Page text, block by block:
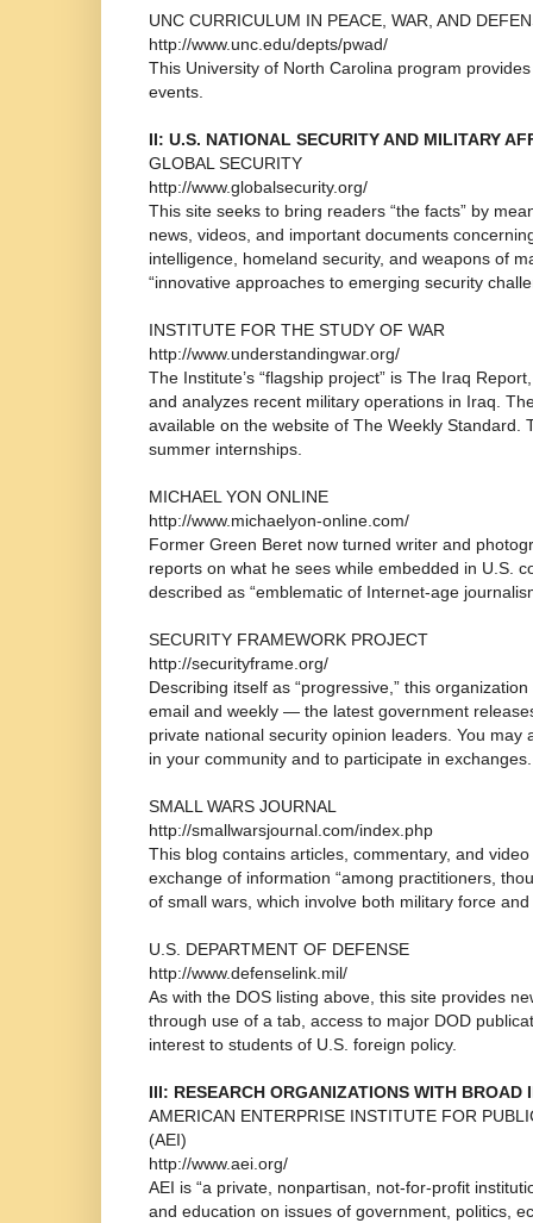
UNC CURRICULUM IN PEACE, WAR, AND
http://www.unc.edu/depts/pwad/
This University of North Carolina program
events.
II: U.S. NATIONAL SECURITY AND MILITARY
GLOBAL SECURITY
http://www.globalsecurity.org/
This site seeks to bring readers “the facts” by
news, videos, and important documents
intelligence, homeland security, and weapons of
“innovative approaches to emerging security
INSTITUTE FOR THE STUDY OF WAR
http://www.understandingwar.org/
The Institute’s “flagship project” is The Iraq
and analyzes recent military operations in Iraq.
available on the website of The Weekly Standard.
summer internships.
MICHAEL YON ONLINE
http://www.michaelyon-online.com/
Former Green Beret now turned writer and
reports on what he sees while embedded in U.S.
described as “emblematic of Internet-age
SECURITY FRAMEWORK PROJECT
http://securityframe.org/
Describing itself as “progressive,” this
email and weekly — the latest government
private national security opinion leaders. You may
in your community and to participate in exchanges.
SMALL WARS JOURNAL
http://smallwarsjournal.com/index.php
This blog contains articles, commentary, and
exchange of information “among practitioners,
of small wars, which involve both military force
U.S. DEPARTMENT OF DEFENSE
http://www.defenselink.mil/
As with the DOS listing above, this site provides
through use of a tab, access to major DOD
interest to students of U.S. foreign policy.
III: RESEARCH ORGANIZATIONS WITH BROAD
AMERICAN ENTERPRISE INSTITUTE FOR
(AEI)
http://www.aei.org/
AEI is “a private, nonpartisan, not-for-profit
and education on issues of government, politics,